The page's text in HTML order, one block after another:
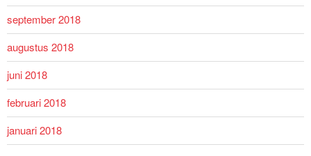
september 2018
augustus 2018
juni 2018
februari 2018
januari 2018